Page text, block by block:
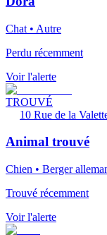
Chat • Autre
Perdu récemment
Voir l'alerte
TROUVÉ
10 Rue de la
Animal trouvé
Chien • Berger
Trouvé récemment
Voir l'alerte